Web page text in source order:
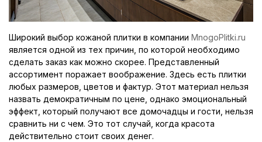
Широкий выбор кожаной плитки в компании MnogoPlitki.ru
является одной из тех причин, по которой необходимо
сделать заказ как можно скорее. Представленный
ассортимент поражает воображение. Здесь есть плитки
любых размеров, цветов и фактур. Этот материал нельзя
назвать демократичным по цене, однако эмоциональный
эффект, который получают все домочадцы и гости, нельзя
сравнить ни с чем. Это тот случай, когда красота
действительно стоит своих денег.